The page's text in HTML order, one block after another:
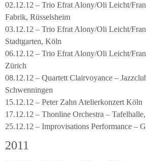
02.12.12 – Trio Efrat Alony/Oli Leicht/
Fabrik, Rüsselsheim
03.12.12 – Trio Efrat Alony/Oli Leicht/
Stadtgarten, Köln
06.12.12 – Trio Efrat Alony/Oli Leicht/
Zürich
08.12.12 – Quartett Clairvoyance –
Schwenningen
15.12.12 – Peter Zahn Atelierkonzert Köln
17.12.12 – Thonline Orchestra –
25.12.12 – Improvisations Performance –
2011